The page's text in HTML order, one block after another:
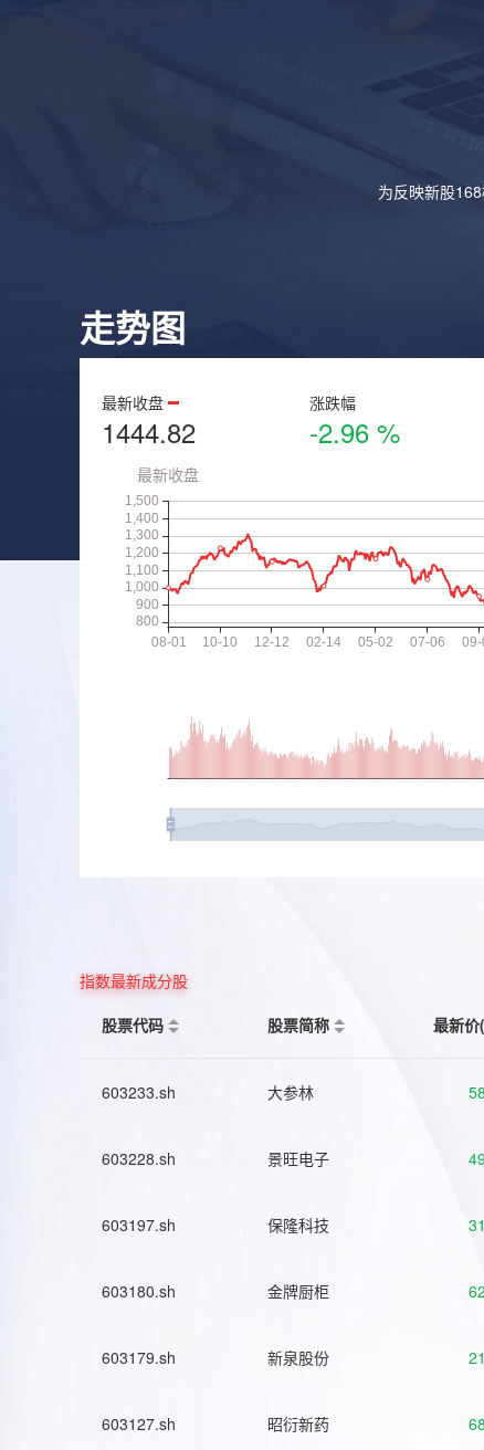
为反映新股
走势图
最新收盘
1444.82
涨跌幅
-2.96 %
指数最新成分股
股票代码
股票简称 最新价
603233.sh 大参林
603228.sh 景旺电子
603197.sh 保隆科技
603180.sh 金牌厨柜
603179.sh 新泉股份
603127.sh 昭衍新药